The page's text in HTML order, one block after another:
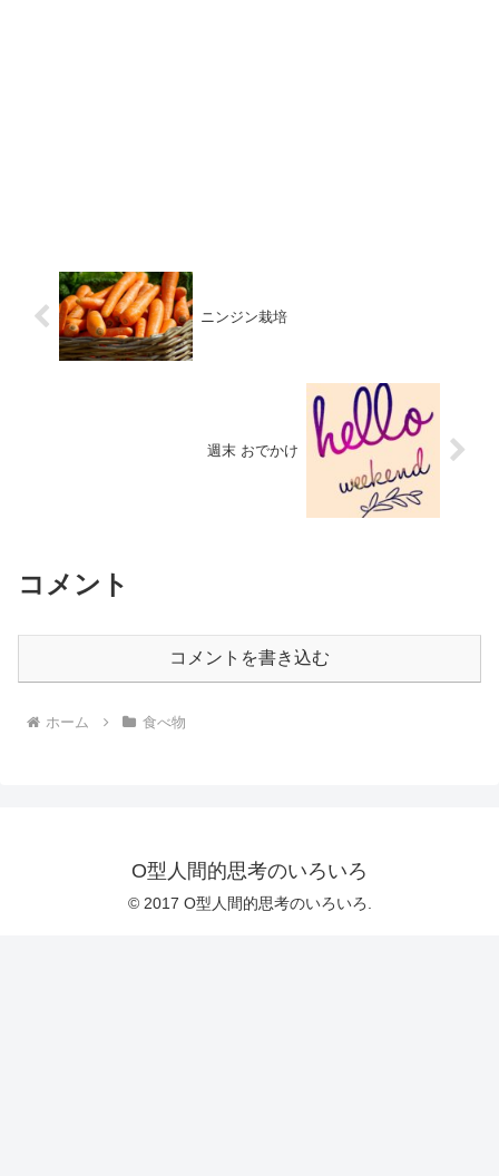
ニンジン栽培
週末 おでかけ
コメント
コメントを書き込む
ホーム 食べ物
O型人間的思考のいろいろ
© 2017 O型人間的思考のいろいろ.